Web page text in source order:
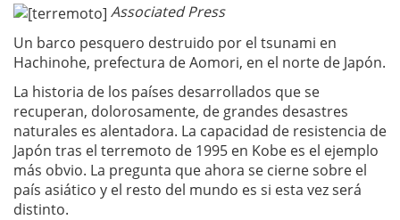
Associated Press
Un barco pesquero destruido por el tsunami en
Hachinohe, prefectura de Aomori, en el norte de Japón.
La historia de los países desarrollados que se
recuperan, dolorosamente, de grandes desastres
naturales es alentadora. La capacidad de resistencia de
Japón tras el terremoto de 1995 en Kobe es el ejemplo
más obvio. La pregunta que ahora se cierne sobre el
país asiático y el resto del mundo es si esta vez será
distinto.